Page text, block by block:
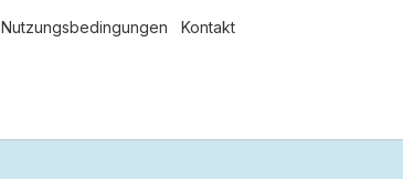
Nutzungsbedingungen Kontakt